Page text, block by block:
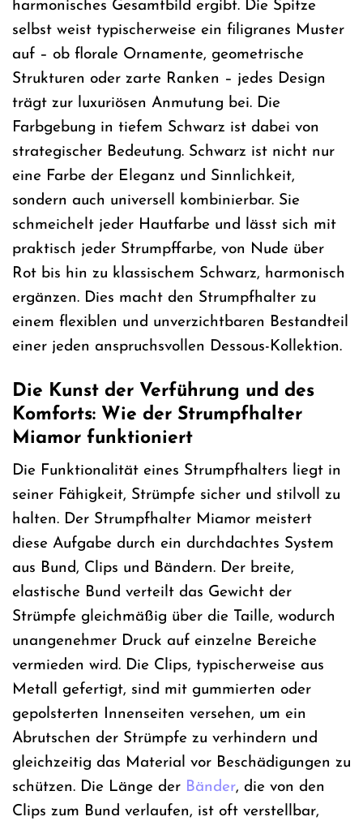
harmonisches Gesamtbild ergibt. Die Spitze
selbst weist typischerweise ein filigranes Muster
auf – ob florale Ornamente, geometrische
Strukturen oder zarte Ranken – jedes Design
trägt zur luxuriösen Anmutung bei. Die
Farbgebung in tiefem Schwarz ist dabei von
strategischer Bedeutung. Schwarz ist nicht nur
eine Farbe der Eleganz und Sinnlichkeit,
sondern auch universell kombinierbar. Sie
schmeichelt jeder Hautfarbe und lässt sich mit
praktisch jeder Strumpffarbe, von Nude über
Rot bis hin zu klassischem Schwarz, harmonisch
ergänzen. Dies macht den Strumpfhalter zu
einem flexiblen und unverzichtbaren Bestandteil
einer jeden anspruchsvollen Dessous-Kollektion.
Die Kunst der Verführung und des
Komforts: Wie der Strumpfhalter
Miamor funktioniert
Die Funktionalität eines Strumpfhalters liegt in
seiner Fähigkeit, Strümpfe sicher und stilvoll zu
halten. Der Strumpfhalter Miamor meistert
diese Aufgabe durch ein durchdachtes System
aus Bund, Clips und Bändern. Der breite,
elastische Bund verteilt das Gewicht der
Strümpfe gleichmäßig über die Taille, wodurch
unangenehmer Druck auf einzelne Bereiche
vermieden wird. Die Clips, typischerweise aus
Metall gefertigt, sind mit gummierten oder
gepolsterten Innenseiten versehen, um ein
Abrutschen der Strümpfe zu verhindern und
gleichzeitig das Material vor Beschädigungen zu
schützen. Die Länge der Bänder, die von den
Clips zum Bund verlaufen, ist oft verstellbar,